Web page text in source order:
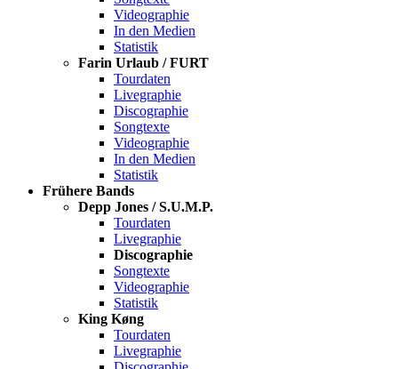
Videographie
In den Medien
Statistik
Farin Urlaub / FURT
Tourdaten
Livegraphie
Discographie
Songtexte
Videographie
In den Medien
Statistik
Frühere Bands
Depp Jones / S.U.M.P.
Tourdaten
Livegraphie
Discographie
Songtexte
Videographie
Statistik
King Køng
Tourdaten
Livegraphie